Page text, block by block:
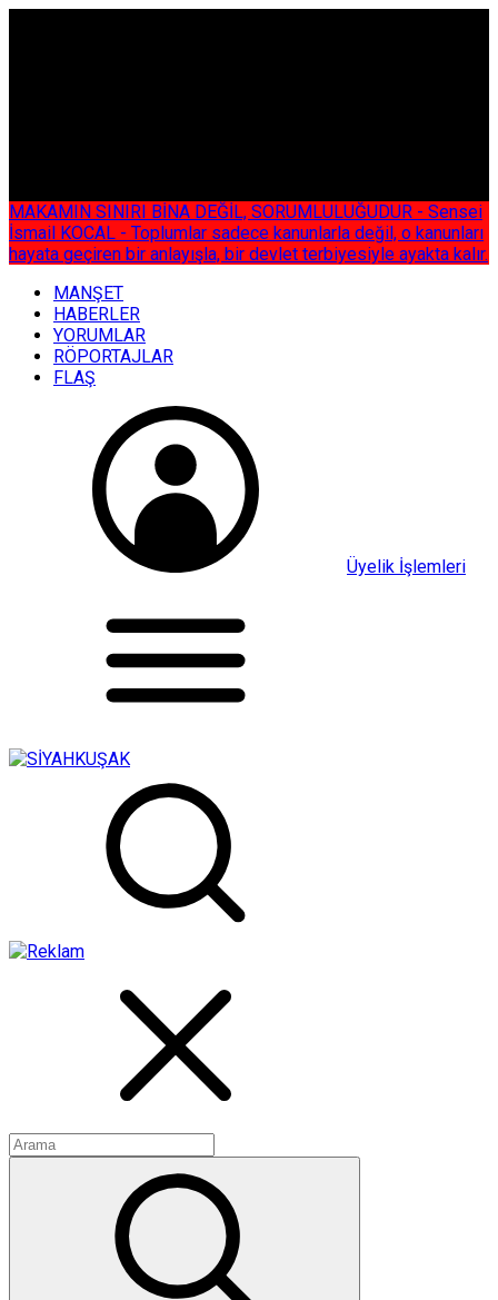
MAKAMIN SINIRI BİNA DEĞİL, SORUMLULUĞUDUR - Sensei
İsmail KOCAL - Toplumlar sadece kanunlarla değil, o kanunları
hayata geçiren bir anlayışla, bir devlet terbiyesiyle ayakta kalır.
MANŞET
HABERLER
YORUMLAR
RÖPORTAJLAR
FLAŞ
Üyelik İşlemleri